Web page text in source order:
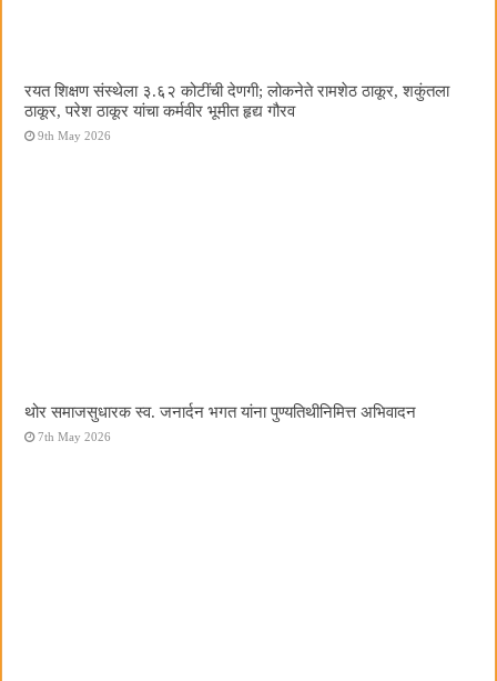
रयत शिक्षण संस्थेला ३.६२ कोटींची देणगी; लोकनेते रामशेठ ठाकूर, शकुंतला
ठाकूर, परेश ठाकूर यांचा कर्मवीर भूमीत हृद्य गौरव
9th May 2026
थोर समाजसुधारक स्व. जनार्दन भगत यांना पुण्यतिथीनिमित्त अभिवादन
7th May 2026